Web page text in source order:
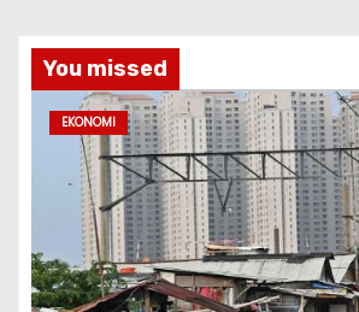
You missed
EKONOMI